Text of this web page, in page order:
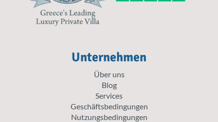
Unternehmen
Über uns
Blog
Services
Geschäftsbedingungen
Nutzungsbedingungen